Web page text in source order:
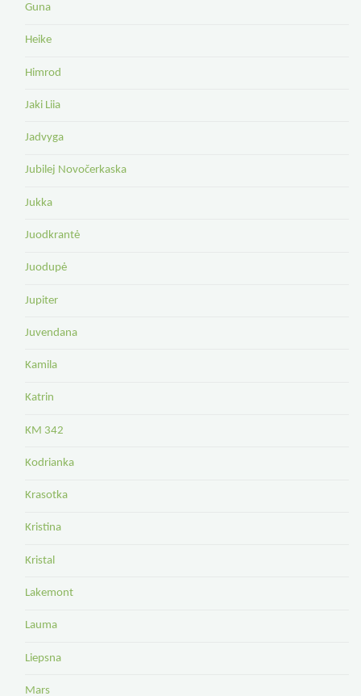
Guna
Heike
Himrod
Jaki Liia
Jadvyga
Jubilej Novočerkaska
Jukka
Juodkrantė
Juodupė
Jupiter
Juvendana
Kamila
Katrin
KM 342
Kodrianka
Krasotka
Kristina
Kristal
Lakemont
Lauma
Liepsna
Mars